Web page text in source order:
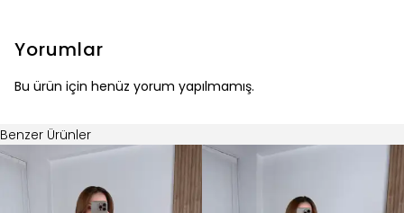
Yorumlar
Bu ürün için henüz yorum yapılmamış.
Benzer Ürünler